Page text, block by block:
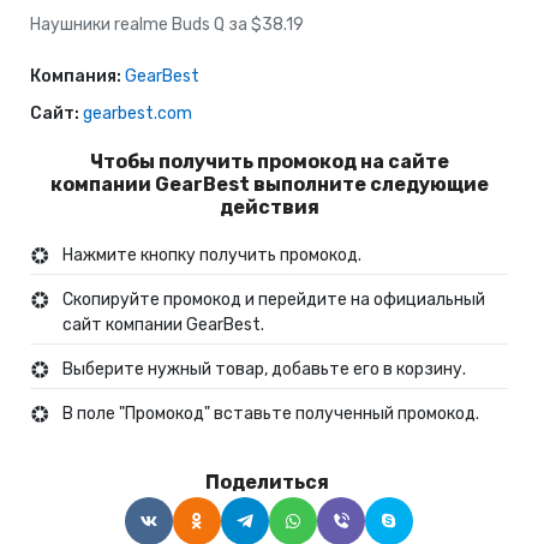
Наушники realme Buds Q за $38.19
Компания: GearBest
Сайт: gearbest.com
Чтобы получить промокод на сайте
компании GearBest выполните следующие
действия
Нажмите кнопку получить промокод.
Скопируйте промокод и перейдите на официальный
сайт компании GearBest.
Выберите нужный товар, добавьте его в корзину.
В поле "Промокод" вставьте полученный промокод.
Поделиться